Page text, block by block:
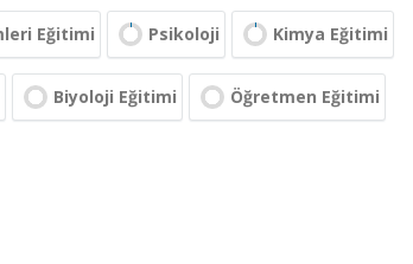
Eğitimi Psikoloji Kimya Eğitimi
Biyoloji Eğitimi Öğretmen Eğitimi